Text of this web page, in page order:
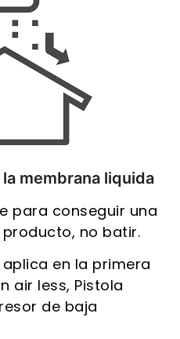
membrana liquida
para conseguir una
no batir.
en la primera
air less, Pistola
de baja